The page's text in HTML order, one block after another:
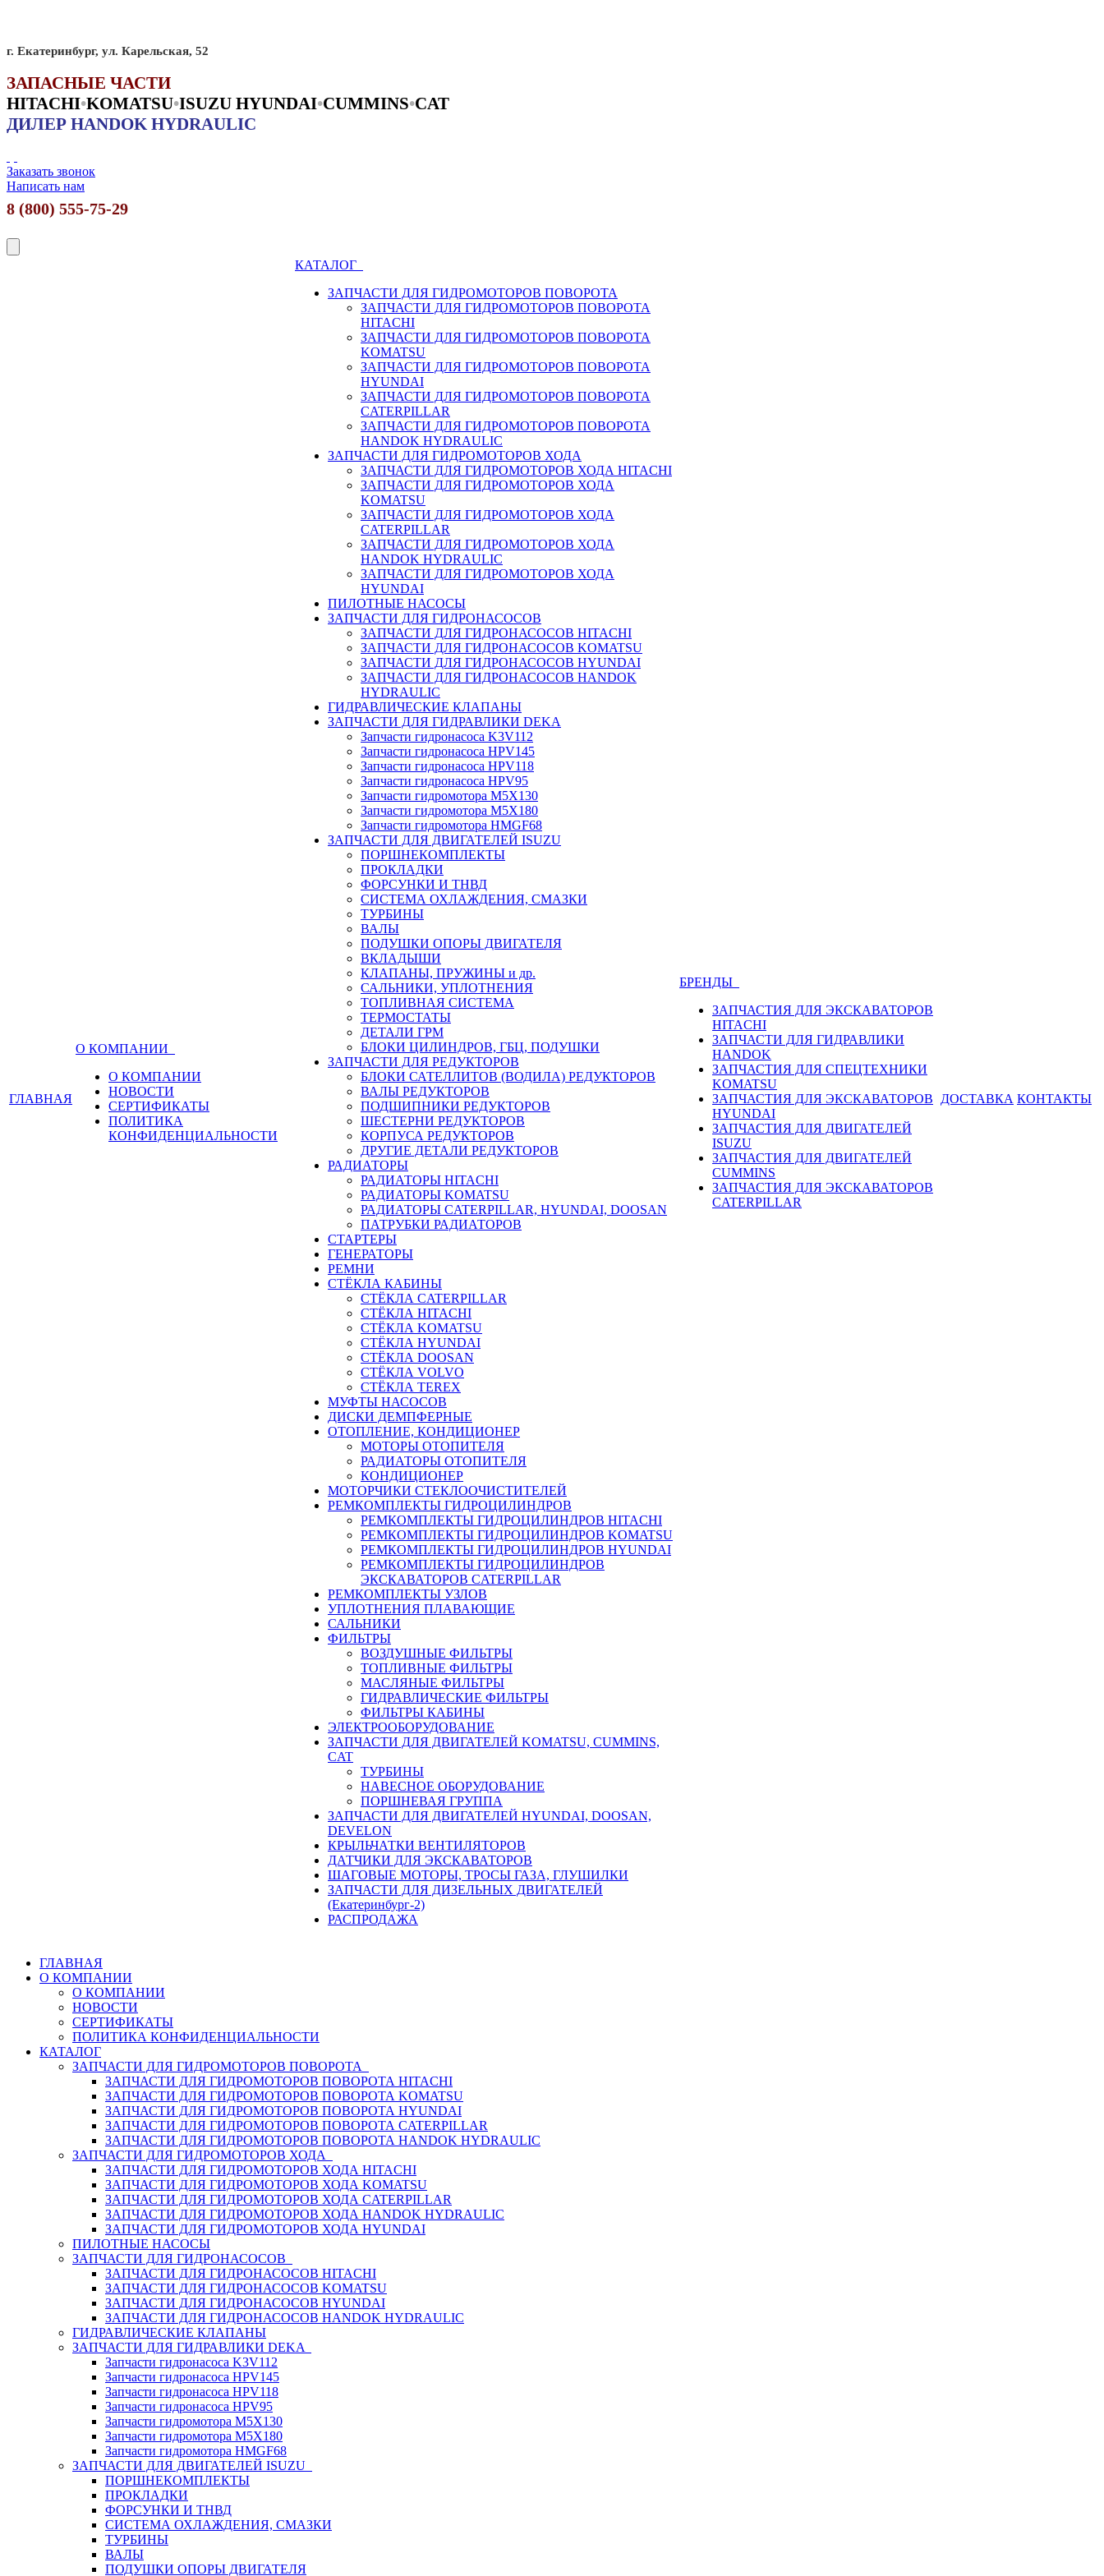
г. Екатеринбург, ул. Карельская, 52
ЗАПАСНЫЕ ЧАСТИ
HITACHI•KOMATSU•ISUZU HYUNDAI•CUMMINS•CAT
ДИЛЕР HANDOK HYDRAULIC
Заказать звонок
Написать нам
8 (800) 555-75-29
ГЛАВНАЯ
О КОМПАНИИ
О КОМПАНИИ
НОВОСТИ
СЕРТИФИКАТЫ
ПОЛИТИКА
КОНФИДЕНЦИАЛЬНОСТИ
КАТАЛОГ
ЗАПЧАСТИ ДЛЯ ГИДРОМОТОРОВ ПОВОРОТА
ЗАПЧАСТИ ДЛЯ ГИДРОМОТОРОВ ПОВОРОТА
HITACHI
ЗАПЧАСТИ ДЛЯ ГИДРОМОТОРОВ ПОВОРОТА
KOMATSU
ЗАПЧАСТИ ДЛЯ ГИДРОМОТОРОВ ПОВОРОТА
HYUNDAI
ЗАПЧАСТИ ДЛЯ ГИДРОМОТОРОВ ПОВОРОТА
CATERPILLAR
ЗАПЧАСТИ ДЛЯ ГИДРОМОТОРОВ ПОВОРОТА
HANDOK HYDRAULIC
ЗАПЧАСТИ ДЛЯ ГИДРОМОТОРОВ ХОДА
ЗАПЧАСТИ ДЛЯ ГИДРОМОТОРОВ ХОДА HITACHI
ЗАПЧАСТИ ДЛЯ ГИДРОМОТОРОВ ХОДА
KOMATSU
ЗАПЧАСТИ ДЛЯ ГИДРОМОТОРОВ ХОДА
CATERPILLAR
ЗАПЧАСТИ ДЛЯ ГИДРОМОТОРОВ ХОДА
HANDOK HYDRAULIC
ЗАПЧАСТИ ДЛЯ ГИДРОМОТОРОВ ХОДА
HYUNDAI
ПИЛОТНЫЕ НАСОСЫ
ЗАПЧАСТИ ДЛЯ ГИДРОНАСОСОВ
ЗАПЧАСТИ ДЛЯ ГИДРОНАСОСОВ HITACHI
ЗАПЧАСТИ ДЛЯ ГИДРОНАСОСОВ KOMATSU
ЗАПЧАСТИ ДЛЯ ГИДРОНАСОСОВ HYUNDAI
ЗАПЧАСТИ ДЛЯ ГИДРОНАСОСОВ HANDOK
HYDRAULIC
ГИДРАВЛИЧЕСКИЕ КЛАПАНЫ
ЗАПЧАСТИ ДЛЯ ГИДРАВЛИКИ DEKA
Запчасти гидронасоса K3V112
Запчасти гидронасоса HPV145
Запчасти гидронасоса HPV118
Запчасти гидронасоса HPV95
Запчасти гидромотора M5X130
Запчасти гидромотора M5X180
Запчасти гидромотора HMGF68
ЗАПЧАСТИ ДЛЯ ДВИГАТЕЛЕЙ ISUZU
ПОРШНЕКОМПЛЕКТЫ
ПРОКЛАДКИ
ФОРСУНКИ И ТНВД
СИСТЕМА ОХЛАЖДЕНИЯ, СМАЗКИ
ТУРБИНЫ
ВАЛЫ
ПОДУШКИ ОПОРЫ ДВИГАТЕЛЯ
ВКЛАДЫШИ
КЛАПАНЫ, ПРУЖИНЫ и др.
САЛЬНИКИ, УПЛОТНЕНИЯ
ТОПЛИВНАЯ СИСТЕМА
ТЕРМОСТАТЫ
ДЕТАЛИ ГРМ
БЛОКИ ЦИЛИНДРОВ, ГБЦ, ПОДУШКИ
ЗАПЧАСТИ ДЛЯ РЕДУКТОРОВ
БЛОКИ САТЕЛЛИТОВ (ВОДИЛА) РЕДУКТОРОВ
ВАЛЫ РЕДУКТОРОВ
ПОДШИПНИКИ РЕДУКТОРОВ
ШЕСТЕРНИ РЕДУКТОРОВ
КОРПУСА РЕДУКТОРОВ
ДРУГИЕ ДЕТАЛИ РЕДУКТОРОВ
РАДИАТОРЫ
РАДИАТОРЫ HITACHI
РАДИАТОРЫ KOMATSU
РАДИАТОРЫ CATERPILLAR, HYUNDAI, DOOSAN
ПАТРУБКИ РАДИАТОРОВ
СТАРТЕРЫ
ГЕНЕРАТОРЫ
РЕМНИ
СТЁКЛА КАБИНЫ
СТЁКЛА CATERPILLAR
СТЁКЛА HITACHI
СТЁКЛА KOMATSU
СТЁКЛА HYUNDAI
СТЁКЛА DOOSAN
СТЁКЛА VOLVO
СТЁКЛА TEREX
МУФТЫ НАСОСОВ
ДИСКИ ДЕМПФЕРНЫЕ
ОТОПЛЕНИЕ, КОНДИЦИОНЕР
МОТОРЫ ОТОПИТЕЛЯ
РАДИАТОРЫ ОТОПИТЕЛЯ
КОНДИЦИОНЕР
МОТОРЧИКИ СТЕКЛООЧИСТИТЕЛЕЙ
РЕМКОМПЛЕКТЫ ГИДРОЦИЛИНДРОВ
РЕМКОМПЛЕКТЫ ГИДРОЦИЛИНДРОВ HITACHI
РЕМКОМПЛЕКТЫ ГИДРОЦИЛИНДРОВ KOMATSU
РЕМКОМПЛЕКТЫ ГИДРОЦИЛИНДРОВ HYUNDAI
РЕМКОМПЛЕКТЫ ГИДРОЦИЛИНДРОВ
ЭКСКАВАТОРОВ CATERPILLAR
РЕМКОМПЛЕКТЫ УЗЛОВ
УПЛОТНЕНИЯ ПЛАВАЮЩИЕ
САЛЬНИКИ
ФИЛЬТРЫ
ВОЗДУШНЫЕ ФИЛЬТРЫ
ТОПЛИВНЫЕ ФИЛЬТРЫ
МАСЛЯНЫЕ ФИЛЬТРЫ
ГИДРАВЛИЧЕСКИЕ ФИЛЬТРЫ
ФИЛЬТРЫ КАБИНЫ
ЭЛЕКТРООБОРУДОВАНИЕ
ЗАПЧАСТИ ДЛЯ ДВИГАТЕЛЕЙ KOMATSU, CUMMINS,
CAT
ТУРБИНЫ
НАВЕСНОЕ ОБОРУДОВАНИЕ
ПОРШНЕВАЯ ГРУППА
ЗАПЧАСТИ ДЛЯ ДВИГАТЕЛЕЙ HYUNDAI, DOOSAN,
DEVELON
КРЫЛЬЧАТКИ ВЕНТИЛЯТОРОВ
ДАТЧИКИ ДЛЯ ЭКСКАВАТОРОВ
ШАГОВЫЕ МОТОРЫ, ТРОСЫ ГАЗА, ГЛУШИЛКИ
ЗАПЧАСТИ ДЛЯ ДИЗЕЛЬНЫХ ДВИГАТЕЛЕЙ
(Екатеринбург-2)
РАСПРОДАЖА
БРЕНДЫ
ЗАПЧАСТИЯ ДЛЯ ЭКСКАВАТОРОВ
HITACHI
ЗАПЧАСТИ ДЛЯ ГИДРАВЛИКИ
HANDOK
ЗАПЧАСТИЯ ДЛЯ СПЕЦТЕХНИКИ
KOMATSU
ЗАПЧАСТИЯ ДЛЯ ЭКСКАВАТОРОВ
HYUNDAI
ЗАПЧАСТИЯ ДЛЯ ДВИГАТЕЛЕЙ
ISUZU
ЗАПЧАСТИЯ ДЛЯ ДВИГАТЕЛЕЙ
CUMMINS
ЗАПЧАСТИЯ ДЛЯ ЭКСКАВАТОРОВ
CATERPILLAR
ДОСТАВКА КОНТАКТЫ
ГЛАВНАЯ
О КОМПАНИИ
О КОМПАНИИ
НОВОСТИ
СЕРТИФИКАТЫ
ПОЛИТИКА КОНФИДЕНЦИАЛЬНОСТИ
КАТАЛОГ
ЗАПЧАСТИ ДЛЯ ГИДРОМОТОРОВ ПОВОРОТА
ЗАПЧАСТИ ДЛЯ ГИДРОМОТОРОВ ПОВОРОТА HITACHI
ЗАПЧАСТИ ДЛЯ ГИДРОМОТОРОВ ПОВОРОТА KOMATSU
ЗАПЧАСТИ ДЛЯ ГИДРОМОТОРОВ ПОВОРОТА HYUNDAI
ЗАПЧАСТИ ДЛЯ ГИДРОМОТОРОВ ПОВОРОТА CATERPILLAR
ЗАПЧАСТИ ДЛЯ ГИДРОМОТОРОВ ПОВОРОТА HANDOK HYDRAULIC
ЗАПЧАСТИ ДЛЯ ГИДРОМОТОРОВ ХОДА
ЗАПЧАСТИ ДЛЯ ГИДРОМОТОРОВ ХОДА HITACHI
ЗАПЧАСТИ ДЛЯ ГИДРОМОТОРОВ ХОДА KOMATSU
ЗАПЧАСТИ ДЛЯ ГИДРОМОТОРОВ ХОДА CATERPILLAR
ЗАПЧАСТИ ДЛЯ ГИДРОМОТОРОВ ХОДА HANDOK HYDRAULIC
ЗАПЧАСТИ ДЛЯ ГИДРОМОТОРОВ ХОДА HYUNDAI
ПИЛОТНЫЕ НАСОСЫ
ЗАПЧАСТИ ДЛЯ ГИДРОНАСОСОВ
ЗАПЧАСТИ ДЛЯ ГИДРОНАСОСОВ HITACHI
ЗАПЧАСТИ ДЛЯ ГИДРОНАСОСОВ KOMATSU
ЗАПЧАСТИ ДЛЯ ГИДРОНАСОСОВ HYUNDAI
ЗАПЧАСТИ ДЛЯ ГИДРОНАСОСОВ HANDOK HYDRAULIC
ГИДРАВЛИЧЕСКИЕ КЛАПАНЫ
ЗАПЧАСТИ ДЛЯ ГИДРАВЛИКИ DEKA
Запчасти гидронасоса K3V112
Запчасти гидронасоса HPV145
Запчасти гидронасоса HPV118
Запчасти гидронасоса HPV95
Запчасти гидромотора M5X130
Запчасти гидромотора M5X180
Запчасти гидромотора HMGF68
ЗАПЧАСТИ ДЛЯ ДВИГАТЕЛЕЙ ISUZU
ПОРШНЕКОМПЛЕКТЫ
ПРОКЛАДКИ
ФОРСУНКИ И ТНВД
СИСТЕМА ОХЛАЖДЕНИЯ, СМАЗКИ
ТУРБИНЫ
ВАЛЫ
ПОДУШКИ ОПОРЫ ДВИГАТЕЛЯ